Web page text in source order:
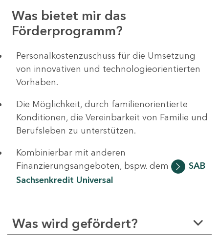
Was bietet mir das
Förderprogramm?
Personalkostenzuschuss für die Umsetzung
von innovativen und technologieorientierten
Vorhaben.
Die Möglichkeit, durch familienorientierte
Konditionen, die Vereinbarkeit von Familie und
Berufsleben zu unterstützen.
Kombinierbar mit anderen
Finanzierungsangeboten, bspw. dem
SAB
Sachsenkredit Universal
Was wird gefördert?